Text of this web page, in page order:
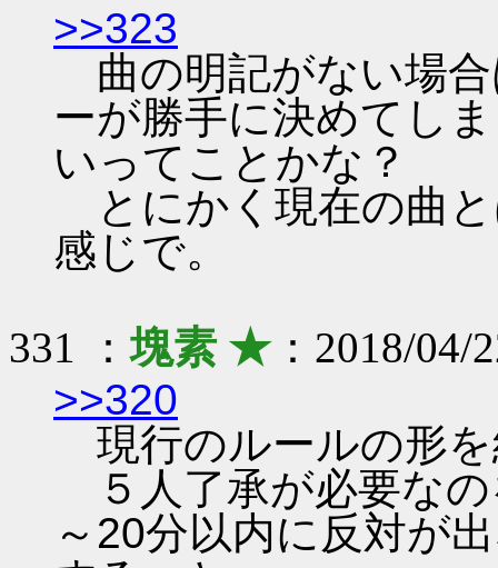
>>323
曲の明記がない場
ーが勝手に決めてし
いってことかな？
とにかく現在の曲
感じで。
331 ：塊素 ★：2018/04/
>>320
現行のルールの形
５人了承が必要な
～20分以内に反対が